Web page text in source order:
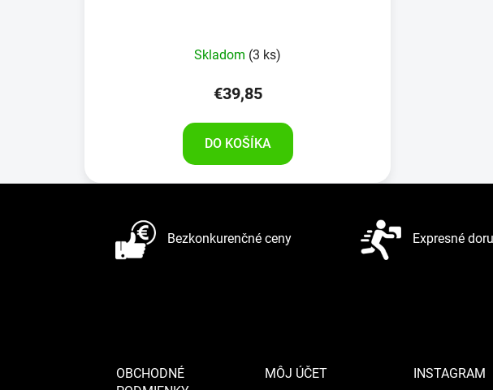
Skladom (3 ks)
€39,85
DO KOŠÍKA
Bezkonkurenčné ceny Expresné
OBCHODNÉ
MÔJ ÚČET INSTAGRAM